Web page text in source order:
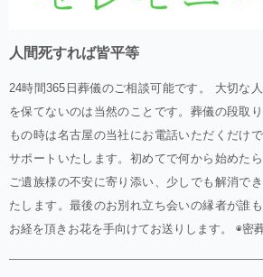
人間死すれば皆平等
24時間365日葬儀のご相談可能です。 大切な
を保てないのは当然のことです。葬儀の段取
もの時は名古屋の当社にお電話いただくだけ
サポートいたします。初めてで何から始めた
ご遺族様の不安に寄り添い、少しでも解消で
たします。最後のお別れ立ち会いの縁者が誰
お経を頂きお花を手向けてお送りします。 ◉